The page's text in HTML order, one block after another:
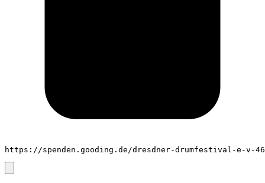
https://spenden.gooding.de/dresdner-drumfestival-e-v-